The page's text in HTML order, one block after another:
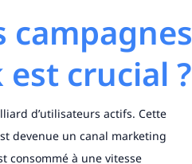
crucial ?
d’utilisateurs actifs. Cette
devenue un canal marketing
consommé à une vitesse